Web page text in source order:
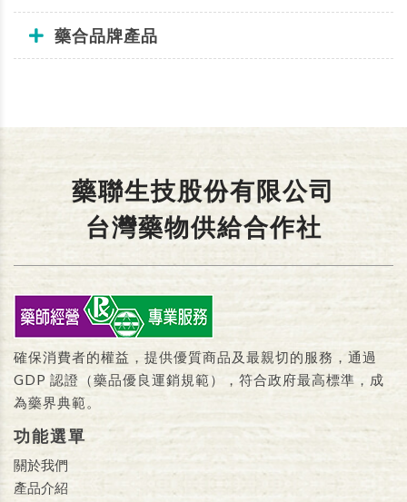
藥合品牌產品
藥聯生技股份有限公司
台灣藥物供給合作社
確保消費者的權益，提供優質商品及最親切的服務，通過
GDP 認證（藥品優良運銷規範），符合政府最高標準，成
為藥界典範。
功能選單
關於我們
產品介紹